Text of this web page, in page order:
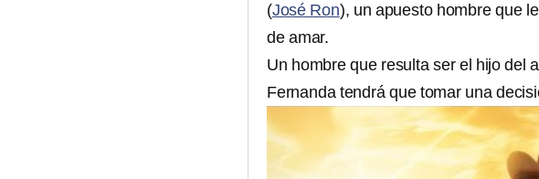
(José Ron), un apuesto hombre que
de amar.
Un hombre que resulta ser el hijo del
Fernanda tendrá que tomar una